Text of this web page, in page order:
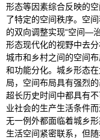
形态等因素综合反映的
了特定的空间秩序。空
的双向调整实现“空间—
形态现代化的视野中去
城市和乡村之间的空间
和功能分化。城乡形态
局，空间布局具有强烈
超长历史时间中都具有
业社会的生产生活条件
无一例外都面临着城乡
生活空间紧密联系，但